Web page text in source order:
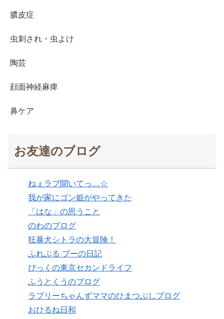
膿皮症
虫刺され・虫よけ
陶芸
顔面神経麻痺
鼻ケア
お友達のブログ
ねぇラブ聞いてっ…☆
我が家にゴン姫がやってきた
「はな」の思うこと
のわのブログ
狂暴犬シトラの大冒険！
ふれぶる プーの日記
びっくの東京セカンドライフ
ふうとくうのブログ
ラブリーちゃんずママのひまつぶしブログ
おひるね日和